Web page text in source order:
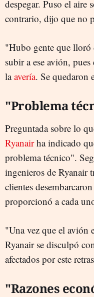
despegar. Puso el aire
contrario, dijo que no
"Hubo gente que lloró
subir a ese avión,
laavería. Se quedaron
"Problema
Preguntada sobre lo
Ryanairha indicado
problema técnico".
ingenieros de Ryanair
clientes
proporcionó a cada
"Una vez que el avión
Ryanair se disculpó
afectados por este
"Razones